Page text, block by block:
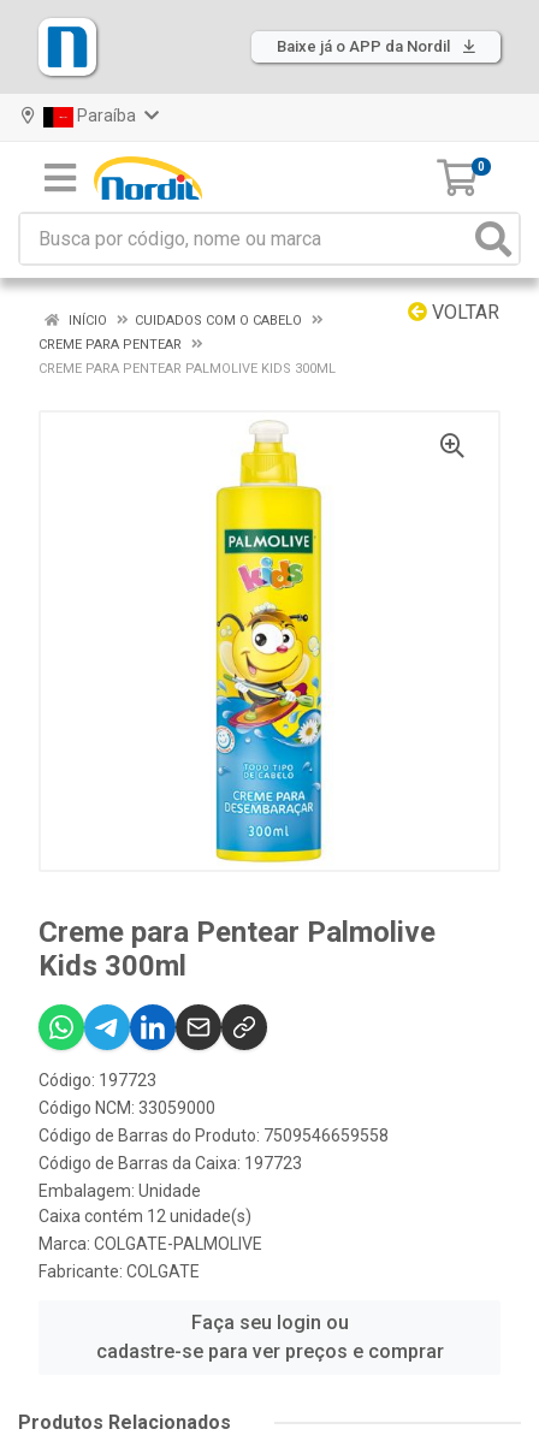
Baixe já o APP da Nordil
Paraíba
0
VOLTAR
INÍCIO
CUIDADOS COM O CABELO
CREME PARA PENTEAR
CREME PARA PENTEAR PALMOLIVE KIDS 300ML
Creme para Pentear Palmolive
Kids 300ml
Código: 197723
Código NCM: 33059000
Código de Barras do Produto: 7509546659558
Código de Barras da Caixa: 197723
Embalagem: Unidade
Caixa contém 12 unidade(s)
Marca: COLGATE-PALMOLIVE
Fabricante: COLGATE
Faça seu login ou
cadastre-se para ver preços e comprar
Produtos Relacionados